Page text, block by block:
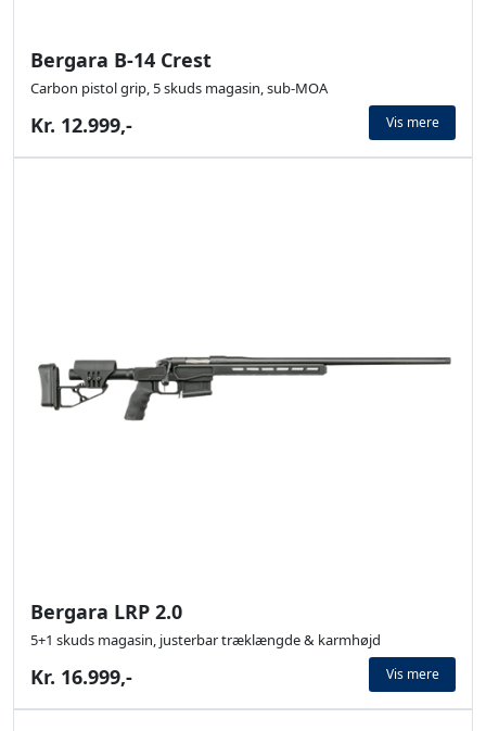
Bergara B-14 Crest
Carbon pistol grip, 5 skuds magasin, sub-MOA
Kr. 12.999,- Vis mere
Bergara LRP 2.0
5+1 skuds magasin, justerbar træklængde & karmhøjd
Kr. 16.999,- Vis mere